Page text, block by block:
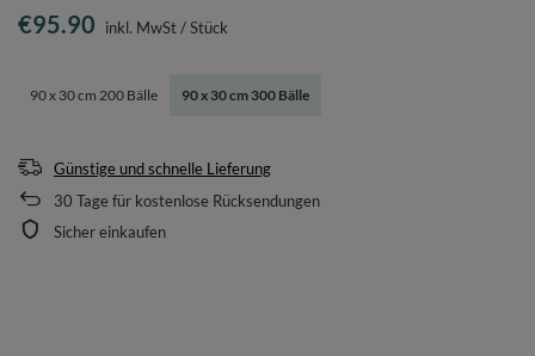
90 x 30 cm 200 Bälle 90 x 30 cm 300 Bälle
€95.90 inkl. MwSt/Stück
Günstige und schnelle Lieferung
30 Tage für kostenlose Rücksendungen
Sicher einkaufen